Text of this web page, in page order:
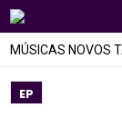
MÚSICAS NOVOS
EP